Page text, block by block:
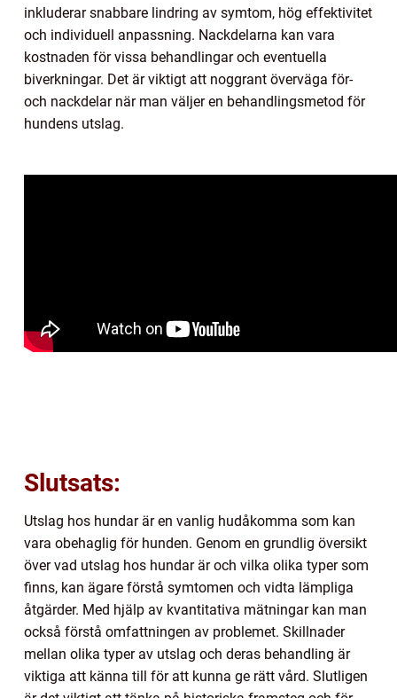
inkluderar snabbare lindring av symtom, hög effektivitet
och individuell anpassning. Nackdelarna kan vara
kostnaden för vissa behandlingar och eventuella
biverkningar. Det är viktigt att noggrant överväga för-
och nackdelar när man väljer en behandlingsmetod för
hundens utslag.
Slutsats:
Utslag hos hundar är en vanlig hudåkomma som kan
vara obehaglig för hunden. Genom en grundlig översikt
över vad utslag hos hundar är och vilka olika typer som
finns, kan ägare förstå symtomen och vidta lämpliga
åtgärder. Med hjälp av kvantitativa mätningar kan man
också förstå omfattningen av problemet. Skillnader
mellan olika typer av utslag och deras behandling är
viktiga att känna till för att kunna ge rätt vård. Slutligen